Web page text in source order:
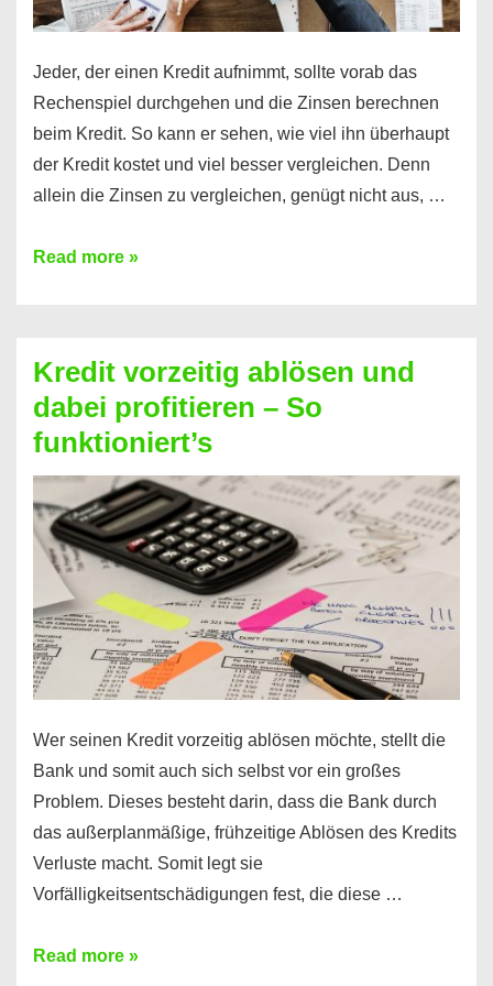
Jeder, der einen Kredit aufnimmt, sollte vorab das
Rechenspiel durchgehen und die Zinsen berechnen
beim Kredit. So kann er sehen, wie viel ihn überhaupt
der Kredit kostet und viel besser vergleichen. Denn
allein die Zinsen zu vergleichen, genügt nicht aus, …
Ganz
Kredit
berechnen
–
Mit
diesen
Regeln!
Read more »
Kredit vorzeitig ablösen und
dabei profitieren – So
funktioniert’s
Wer seinen Kredit vorzeitig ablösen möchte, stellt die
Bank und somit auch sich selbst vor ein großes
Problem. Dieses besteht darin, dass die Bank durch
das außerplanmäßige, frühzeitige Ablösen des Kredits
Verluste macht. Somit legt sie
Vorfälligkeitsentschädigungen fest, die diese …
Kredit
Read more »